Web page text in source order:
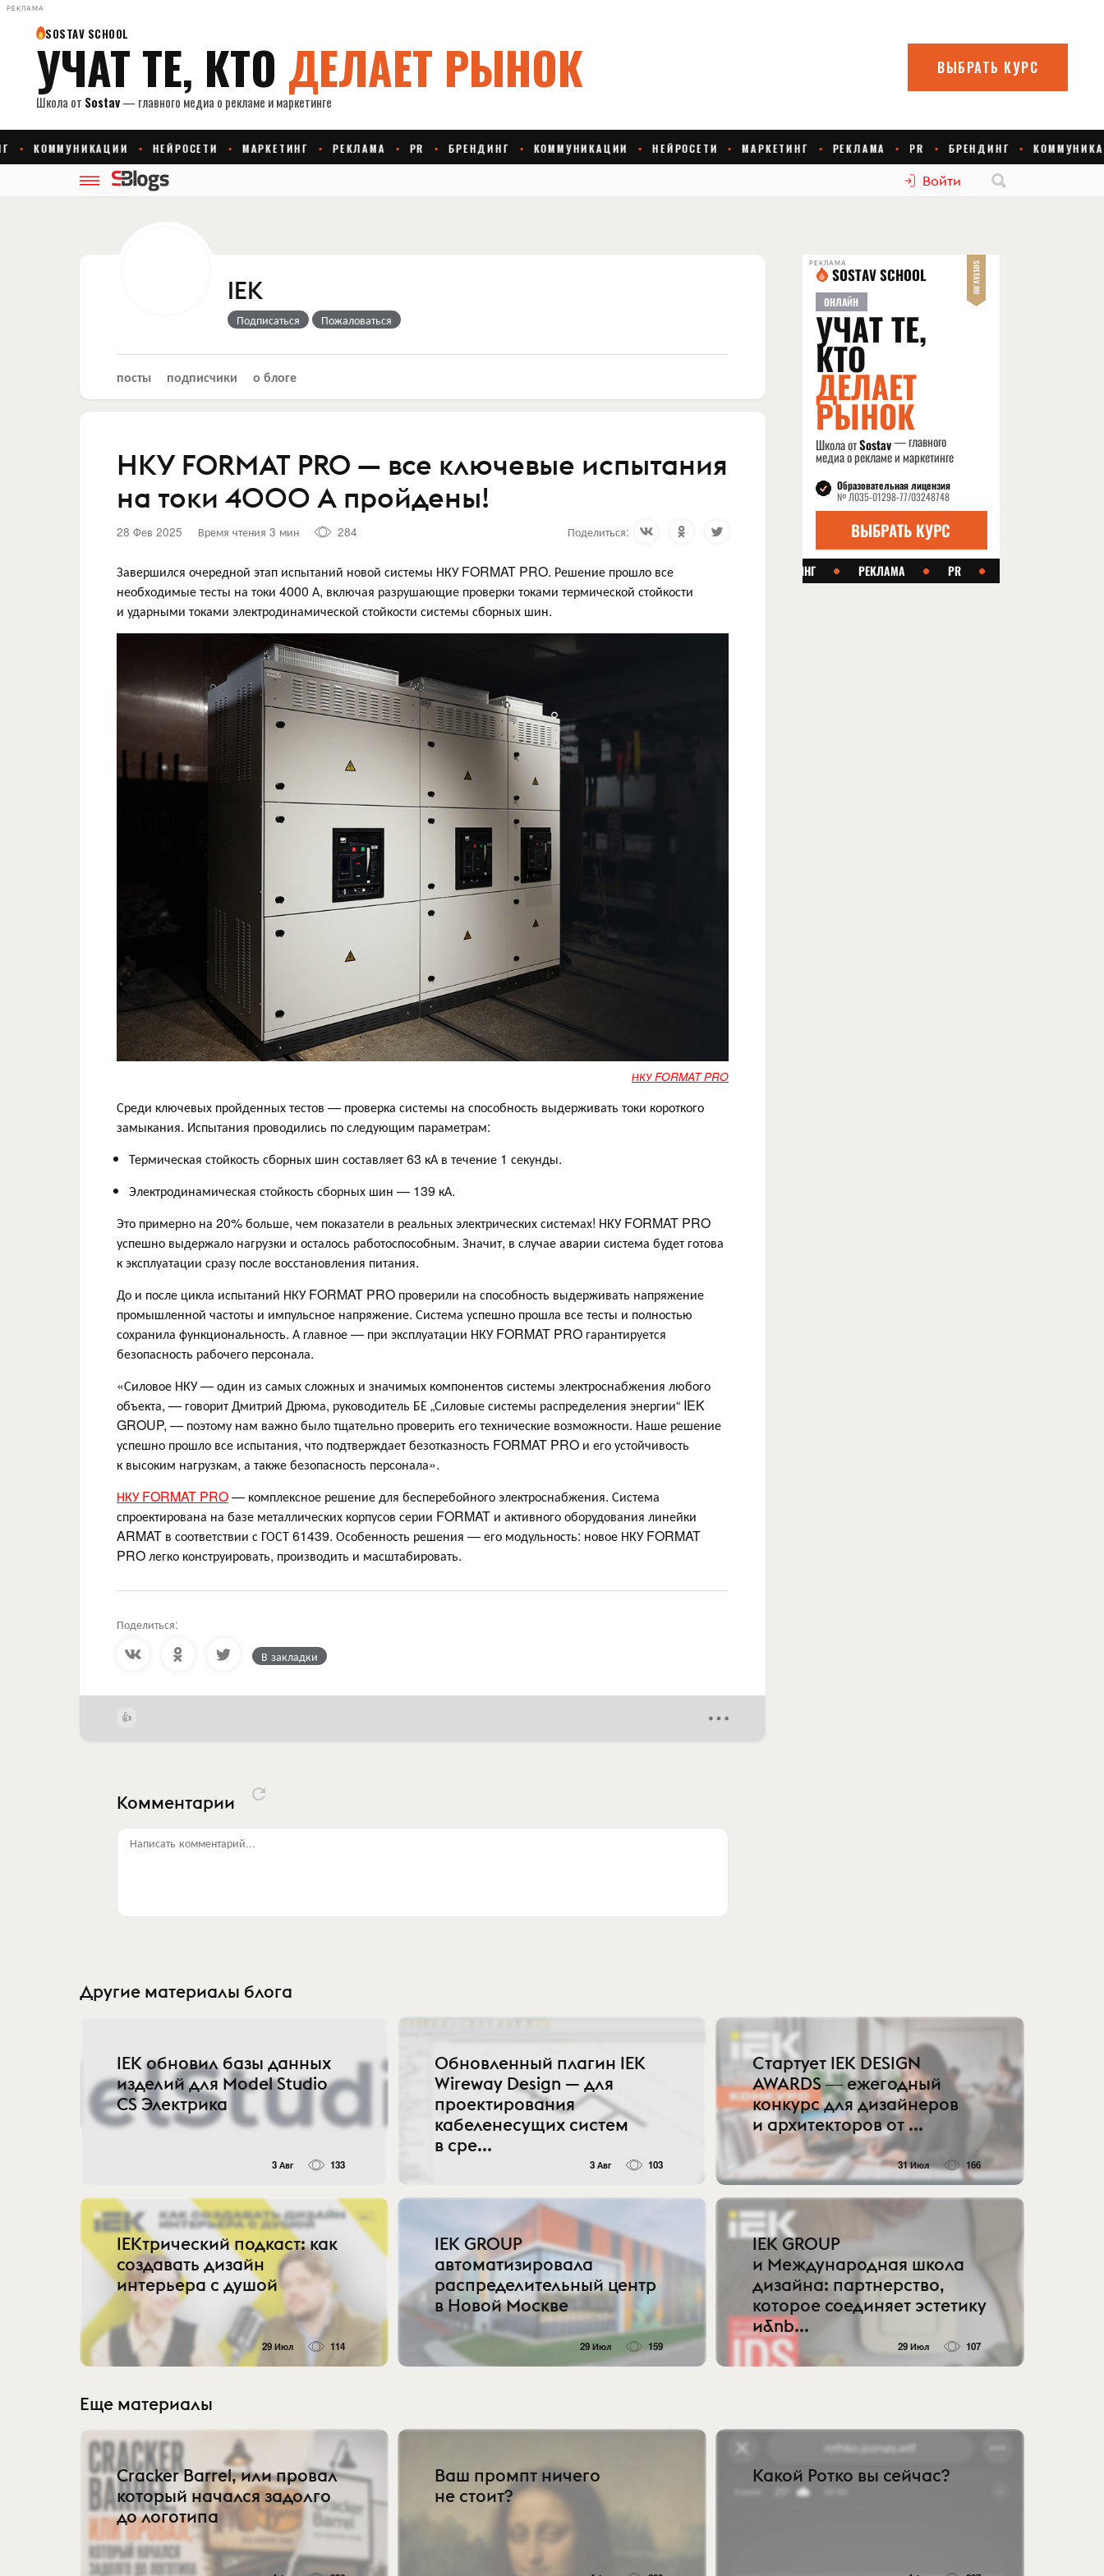
РЕКЛАМА
Войти
IEK
Подписаться Пожаловаться
посты подписчики о блоге
НКУ FORMAT PRO — все ключевые испытания
на токи 4000 А пройдены!
28 Фев 2025 Время чтения 3 мин 284 Поделиться:
Завершился очередной этап испытаний новой системы НКУ FORMAT PRO. Решение прошло все
необходимые тесты на токи 4000 А, включая разрушающие проверки токами термической стойкости
и ударными токами электродинамической стойкости системы сборных шин.
НКУ FORMAT PRO
Среди ключевых пройденных тестов — проверка системы на способность выдерживать токи короткого
замыкания. Испытания проводились по следующим параметрам:
Термическая стойкость сборных шин составляет 63 кА в течение 1 секунды.
Электродинамическая стойкость сборных шин — 139 кА.
Это примерно на 20% больше, чем показатели в реальных электрических системах! НКУ FORMAT PRO
успешно выдержало нагрузки и осталось работоспособным. Значит, в случае аварии система будет готова
к эксплуатации сразу после восстановления питания.
До и после цикла испытаний НКУ FORMAT PRO проверили на способность выдерживать напряжение
промышленной частоты и импульсное напряжение. Система успешно прошла все тесты и полностью
сохранила функциональность. А главное — при эксплуатации НКУ FORMAT PRO гарантируется
безопасность рабочего персонала.
«Силовое НКУ — один из самых сложных и значимых компонентов системы электроснабжения любого
объекта, — говорит Дмитрий Дрюма, руководитель БЕ „Силовые системы распределения энергии“ IEK
GROUP, — поэтому нам важно было тщательно проверить его технические возможности. Наше решение
успешно прошло все испытания, что подтверждает безотказность FORMAT PRO и его устойчивость
к высоким нагрузкам, а также безопасность персонала».
НКУ FORMAT PRO— комплексное решение для бесперебойного электроснабжения. Система
спроектирована на базе металлических корпусов серии FORMAT и активного оборудования линейки
ARMAT в соответствии с ГОСТ 61439. Особенность решения — его модульность: новое НКУ FORMAT
PRO легко конструировать, производить и масштабировать.
Поделиться:
В закладки
Комментарии
Написать комментарий...
РЕКЛАМА
Другие материалы блога
IEK обновил базы данных
изделий для Model Studio
CS Электрика
3 Авг 133
Обновленный плагин IEK
Wireway Design — для
проектирования
кабеленесущих систем
в сре...
3 Авг 103
Стартует IEK DESIGN
AWARDS ― ежегодный
конкурс для дизайнеров
и архитекторов от ...
31 Июл 166
IEKтрический подкаст: как
создавать дизайн
интерьера с душой
29 Июл 114
IEK GROUP
автоматизировала
распределительный центр
в Новой Москве
29 Июл 159
IEK GROUP
и Международная школа
дизайна: партнерство,
которое соединяет эстетику
и&nb...
29 Июл 107
Еще материалы
Cracker Barrel, или провал
который начался задолго
до логотипа
Ваш промпт ничего
не стоит?
Какой Ротко вы сейчас?